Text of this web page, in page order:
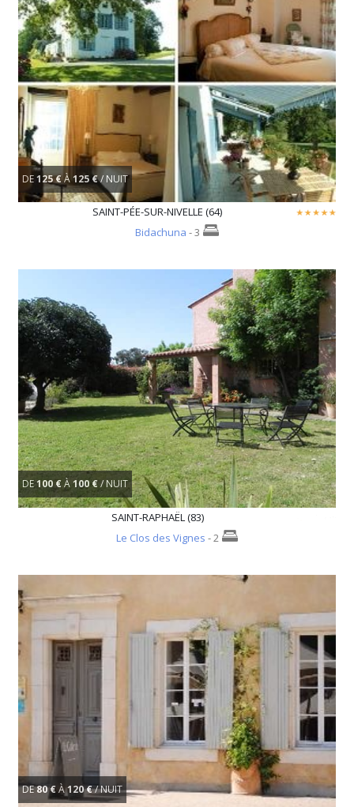
DE125 €À125 €/ NUIT
SAINT-PÉE-SUR-NIVELLE (64)
Bidachuna - 3
DE100 €À100 €/ NUIT
SAINT-RAPHAËL (83)
Le Clos des Vignes - 2
DE80 €À120 €/ NUIT